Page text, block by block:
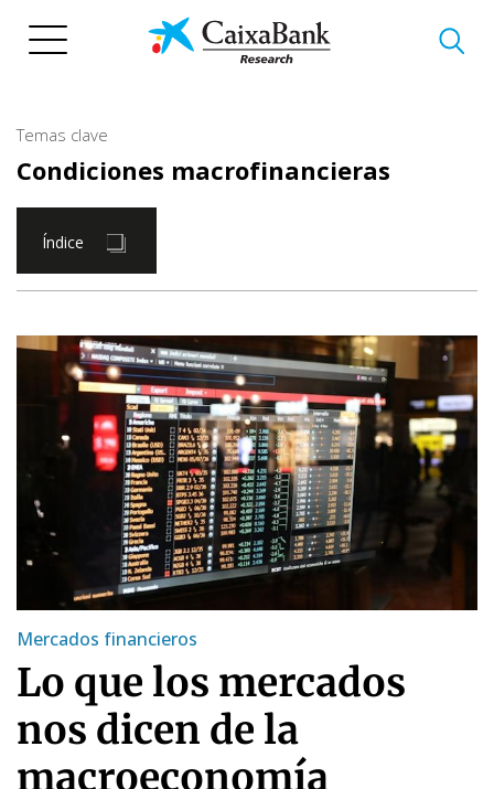
Temas clave
Condiciones macrofinancieras
Índice
Mercados financieros
Lo que los mercados
nos dicen de la
macroeconomía